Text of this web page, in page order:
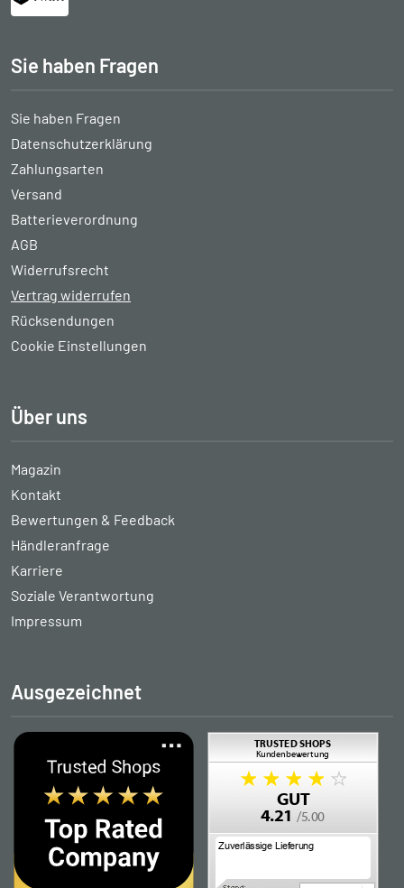
Sie haben Fragen
Sie haben Fragen
Datenschutzerklärung
Zahlungsarten
Versand
Batterieverordnung
AGB
Widerrufsrecht
Vertrag widerrufen
Rücksendungen
Cookie Einstellungen
Über uns
Magazin
Kontakt
Bewertungen & Feedback
Händleranfrage
Karriere
Soziale Verantwortung
Impressum
Ausgezeichnet